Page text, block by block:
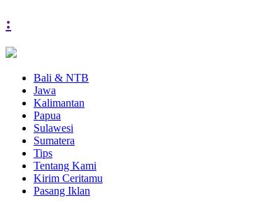
:
Bali & NTB
Jawa
Kalimantan
Papua
Sulawesi
Sumatera
Tips
Tentang Kami
Kirim Ceritamu
Pasang Iklan